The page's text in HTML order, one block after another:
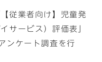
従業者向け】児童発
サービス）評価表」
ンケート調査を行